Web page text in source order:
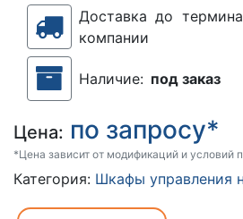
Доставка до
компании
Наличие: под заказ
Цена: по запросу*
*Цена зависит от модификаций и условий
Категория: Шкафы управления